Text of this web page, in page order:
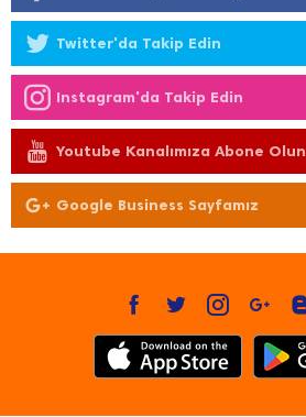
Twitter'da Takip Edin
Instagram'da Takip Edin
Youtube Kanalımıza Abone Olun
Google Business Sayfamız